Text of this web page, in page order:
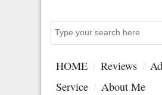
HOME Reviews
Service
About Me